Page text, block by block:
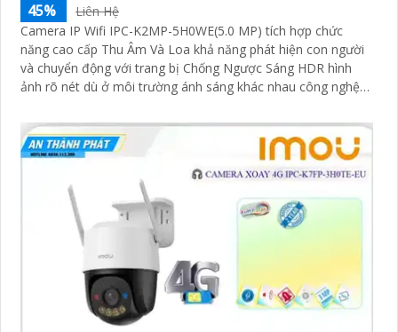
45%
Liên Hệ
Camera IP Wifi IPC-K2MP-5H0WE(5.0 MP) tích hợp chức
năng cao cấp Thu Âm Và Loa khả năng phát hiện con người
và chuyển động với trang bị Chống Ngược Sáng HDR hình
ảnh rõ nét dù ở môi trường ánh sáng khác nhau công nghệ
sắc nét